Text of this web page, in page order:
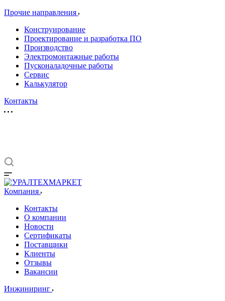
Прочие направления
Конструирование
Проектирование и разработка ПО
Производство
Электромонтажные работы
Пусконаладочные работы
Сервис
Калькулятор
Контакты
Компания
Контакты
О компании
Новости
Сертификаты
Поставщики
Клиенты
Отзывы
Вакансии
Инжиниринг